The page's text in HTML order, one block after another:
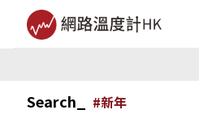
Search_ #新年